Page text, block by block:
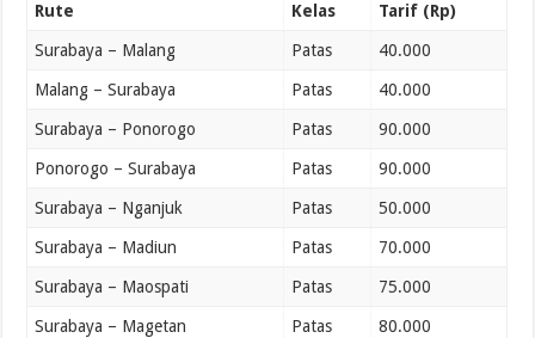
Rute Kelas Tarif (Rp)
Surabaya – Malang Patas 40.000
Malang – Surabaya Patas 40.000
Surabaya – Ponorogo Patas 90.000
Ponorogo – Surabaya Patas 90.000
Surabaya – Nganjuk Patas 50.000
Surabaya – Madiun Patas 70.000
Surabaya – Maospati Patas 75.000
Surabaya – Magetan Patas 80.000